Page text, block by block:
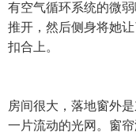
有空气循环系统的微
推开，然后侧身将她
扣合上。
房间很大，落地窗外
一片流动的光网。窗